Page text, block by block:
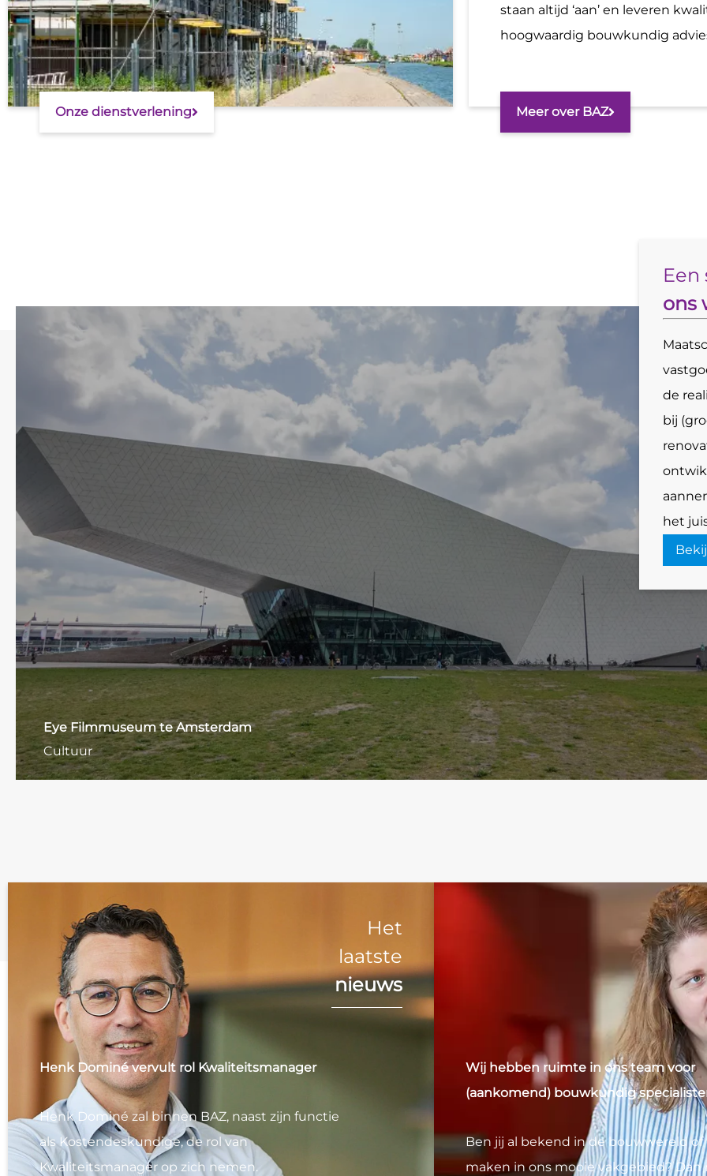
staan altijd ‘aan’ en leveren
hoogwaardig bouwkundig
Onze dienstverlening Meer over BAZ
Eye Filmmuseum te Amsterdam
Cultuur
Een
ons
de
bij
het
Het
laatste
nieuws
Henk Dominé vervult rol Kwaliteitsmanager
Henk Dominé zal binnen BAZ, naast zijn functie
als Kostendeskundige, de rol van
Kwaliteitsmanager op zich nemen.
Wij hebben ruimte in ons team voor
(aankomend) bouwkundig
Ben jij al bekend in de bouwwereld of
maken in ons mooie vakgebied?